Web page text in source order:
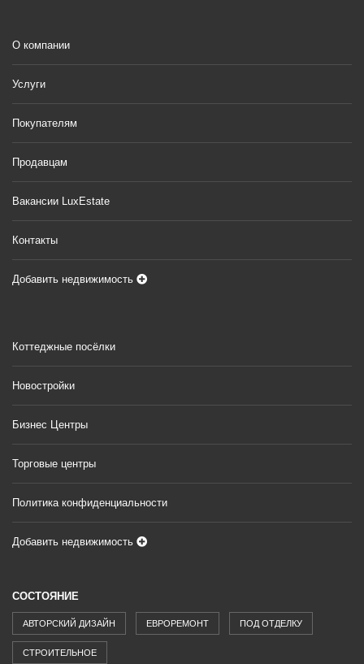
О компании
Услуги
Покупателям
Продавцам
Вакансии LuxEstate
Контакты
Добавить недвижимость
Коттеджные посёлки
Новостройки
Бизнес Центры
Торговые центры
Политика конфиденциальности
Добавить недвижимость
СОСТОЯНИЕ
АВТОРСКИЙ ДИЗАЙН ЕВРОРЕМОНТ ПОД ОТДЕЛКУ
СТРОИТЕЛЬНОЕ